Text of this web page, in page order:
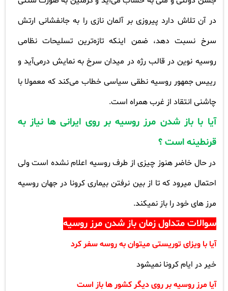
در آن تلاش دارد پیروزی بر آلمان نازی را به جانفشانی‌ ارتش
سرخ نسبت دهد، ضمن اینکه تازه‌ترین تسلیحات نظامی
روسیه نوین در قالب رژه در میدان سرخ‌ به نمایش درمی‌آید و
رییس جمهور روسیه نطقی سیاسی خطاب می‌کند که معمولا با
چاشنی انتقاد از غرب همراه است.
آیا با باز شدن مرز روسیه بر روی ایرانی ها نیاز به
قرنطینه است ؟
در حال خاضر هنوز چیزی از طرف روسیه اعلام نشده است ولی
احتمال میرود که تا از بین نرفتن بیماری کرونا در جهان روسیه
مرز های خود را باز نمیکند.
سوالات متداول زمان باز شدن مرز روسیه
آیا با ویزای توریستی میتوان به روسه سفر کرد
خیر در ایام کرونا نمیشود
آیا مرز روسیه بر روی دیگر کشور ها باز است